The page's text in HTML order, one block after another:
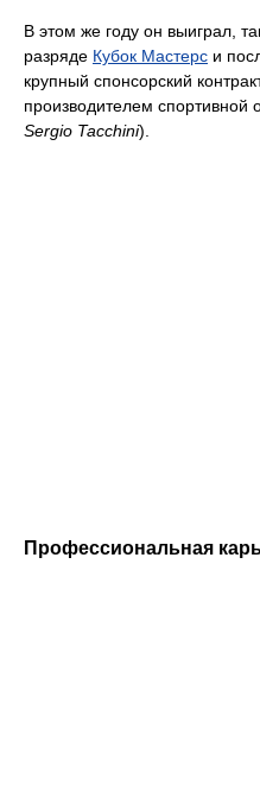
В этом же году он выиграл,
разряде Кубок Мастерс и
крупный спонсорский
производителем
Sergio Tacchini).
Профессиональная